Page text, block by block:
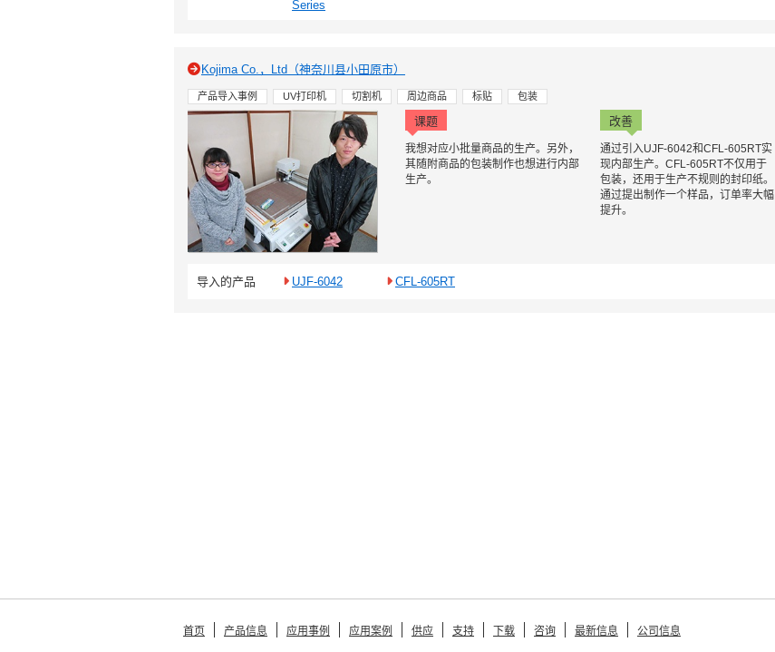
Series
Kojima Co.，Ltd（神奈川县小田原市）
产品导入事例 UV打印机 切割机 周边商品 标贴 包装
课题 改善
我想对应小批量商品的生产。另外，
其随附商品的包装制作也想进行内部
生产。
通过引入UJF-6042和CFL-605RT实
现内部生产。CFL-605RT不仅用于
包装，还用于生产不规则的封印纸。
通过提出制作一个样品，订单率大幅
提升。
导入的产品 UJF-6042 CFL-605RT
首页 产品信息 应用事例 应用案例 供应 支持 下载 咨询 最新信息 公司信息